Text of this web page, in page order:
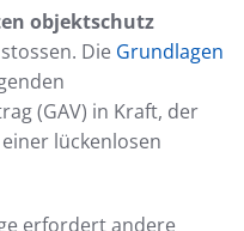
objektschutz
Die Grundlagen
(GAV) in Kraft, der
lückenlosen
erfordert andere